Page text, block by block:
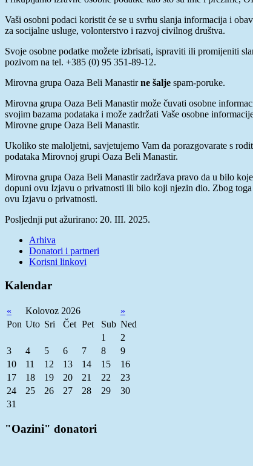
Vaši osobni podaci koristit će se u svrhu slanja informacija i
za socijalne usluge, volonterstvo i razvoj civilnog društva.
Svoje osobne podatke možete izbrisati, ispraviti ili promijeniti
pozivom na tel. +385 (0) 95 351-89-12.
Mirovna grupa Oaza Beli Manastirne šalje spam-poruke.
Mirovna grupa Oaza Beli Manastir može čuvati osobne
svojim bazama podataka i može zadržati Vaše osobne
Mirovne grupe Oaza Beli Manastir.
Ukoliko ste maloljetni, savjetujemo Vam da porazgovarate s
podataka Mirovnoj grupi Oaza Beli Manastir.
Mirovna grupa Oaza Beli Manastir zadržava pravo da u bilo
dopuni ovu Izjavu o privatnosti ili bilo koji njezin dio. Zbog
ovu Izjavu o privatnosti.
Posljednji put ažurirano: 20. III. 2025.
Arhiva
Donatori i partneri
Korisni linkovi
Kalendar
« Kolovoz 2026
»
Pon Uto Sri Čet Pet Sub Ned
1
2
3
4 5 6 7 8
9
10
11 12 13 14 15
16
17
18 19 20 21 22
23
24
25 26 27 28 29
30
31
"Oazini" donatori